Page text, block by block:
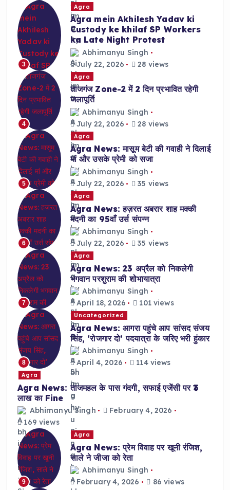
3
Agra
Agra mein Akhilesh Yadav ki
Custody ke khilaf SP Workers
ka Late Night Protest
Abhimanyu Singh
July 22, 2026
28 views
4
Agra
ताजगंज Zone-2 में 2 दिन प्रभावित रहेगी
जलापूर्ति
Abhimanyu Singh
July 22, 2026
28 views
5
Agra
Agra News: मासूम बेटी की गवाही ने दिलाई
मां और उसके प्रेमी को सजा
Abhimanyu Singh
July 22, 2026
35 views
6
Agra
Agra News: हज़रत अबरार शाह मक्की
मदनी का 95वाँ उर्स संपन्न
Abhimanyu Singh
July 22, 2026
35 views
7
Agra
Agra News: 23 अप्रैल को निकलेगी
भगवान परशुराम की शोभायात्रा
Abhimanyu Singh
April 18, 2026
101 views
8
Uncategorized
Agra News: आगरा पहुंचे आप सांसद संजय
सिंह, ‘रोजगार दो’ पदयात्रा के जरिए भरी हुंकार
Abhimanyu Singh
April 4, 2026
114 views
Agra
Agra News: ताजमहल के पास गंदगी, सफाई एजेंसी पर ₹3
लाख का Fine
Abhimanyu Singh
February 4, 2026
169 views
9
Agra
Agra News: प्रेम विवाह पर खूनी रंजिश,
साले ने जीजा को रेता
Abhimanyu Singh
February 4, 2026
86 views